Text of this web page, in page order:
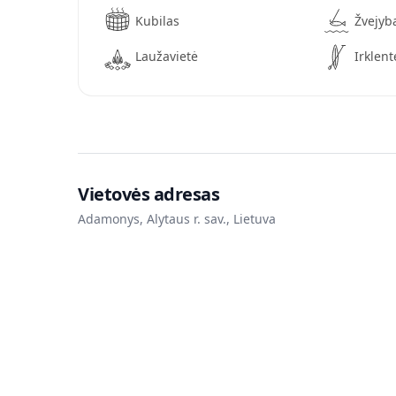
Kubilas
Laužavietė
Vietovės adresas
Adamonys, Alytaus r. sav., Lietuva